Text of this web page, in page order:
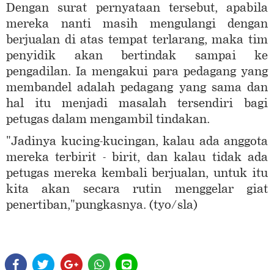
Dengan surat pernyataan tersebut, apabila
mereka nanti masih mengulangi dengan
berjualan di atas tempat terlarang, maka tim
penyidik akan bertindak sampai ke
pengadilan. Ia mengakui para pedagang yang
membandel adalah pedagang yang sama dan
hal itu menjadi masalah tersendiri bagi
petugas dalam mengambil tindakan.
"Jadinya kucing-kucingan, kalau ada anggota
mereka terbirit - birit, dan kalau tidak ada
petugas mereka kembali berjualan, untuk itu
kita akan secara rutin menggelar giat
penertiban,"pungkasnya. (tyo/sla)